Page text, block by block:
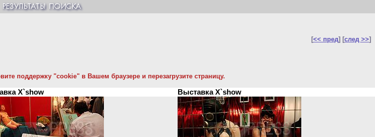
[<< пред] [след >>]
поддержку "cookie" в Вашем браузере и перезагрузите страницу.
X`show Выставка X`show